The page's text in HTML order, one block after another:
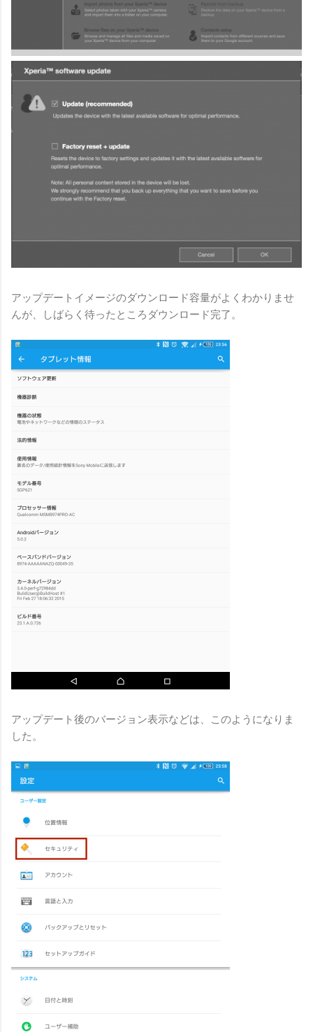
アップデートイメージのダウンロード容量がよくわかりませ
んが、しばらく待ったところダウンロード完了。
アップデート後のバージョン表示などは、このようになりま
した。